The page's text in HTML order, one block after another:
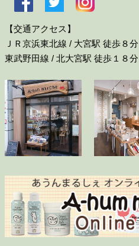
【交通アクセス】
ＪＲ京浜東北線 / 大宮駅 徒歩８分
東武野田線 / 北大宮駅 徒歩１８分